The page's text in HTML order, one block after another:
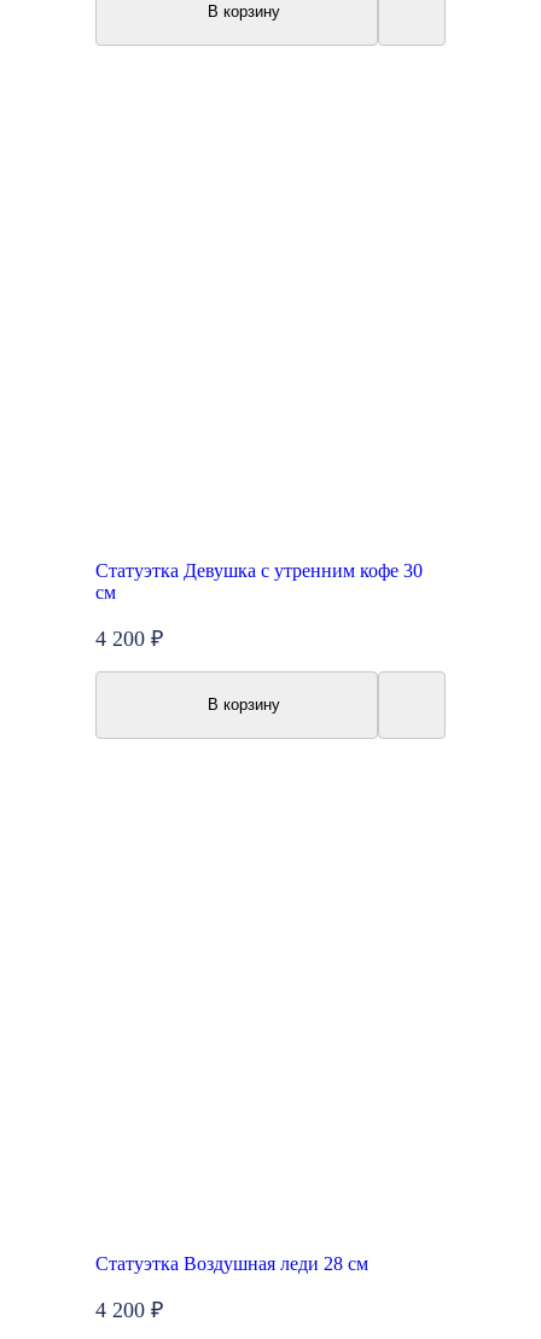
В корзину
Статуэтка Девушка с утренним кофе 30
см
4 200 ₽
В корзину
Статуэтка Воздушная леди 28 см
4 200 ₽